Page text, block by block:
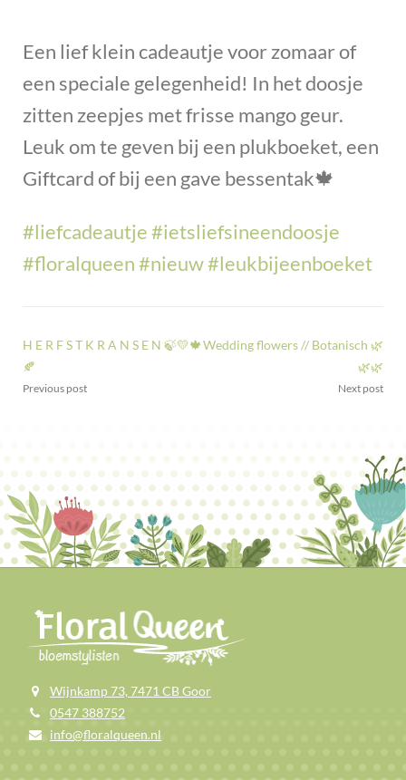
Een lief klein cadeautje voor zomaar of
een speciale gelegenheid! In het doosje
zitten zeepjes met frisse mango geur.
Leuk om te geven bij een plukboeket, een
Giftcard of bij een gave bessentak🍁
#liefcadeautje#ietsliefsineendoosje
#floralqueen#nieuw#leukbijeenboeket
H E R F S T K R A N S E N 🍃💛🍁
🍂
Previous post
Wedding flowers // Botanisch 🌿
🌿🌿
Next post
Wijnkamp 73, 7471 CB Goor
0547 388752
info@floralqueen.nl